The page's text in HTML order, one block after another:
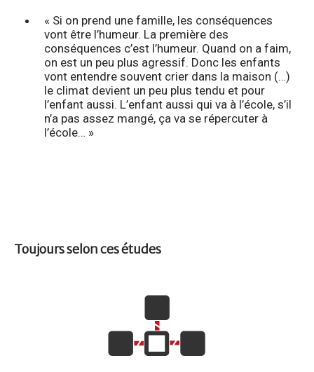
« Si on prend une famille, les conséquences
vont être l’humeur. La première des
conséquences c’est l’humeur. Quand on a faim,
on est un peu plus agressif. Donc les enfants
vont entendre souvent crier dans la maison (…)
le climat devient un peu plus tendu et pour
l’enfant aussi. L’enfant aussi qui va à l’école, s’il
n’a pas assez mangé, ça va se répercuter à
l’école… »
Toujours selon ces études